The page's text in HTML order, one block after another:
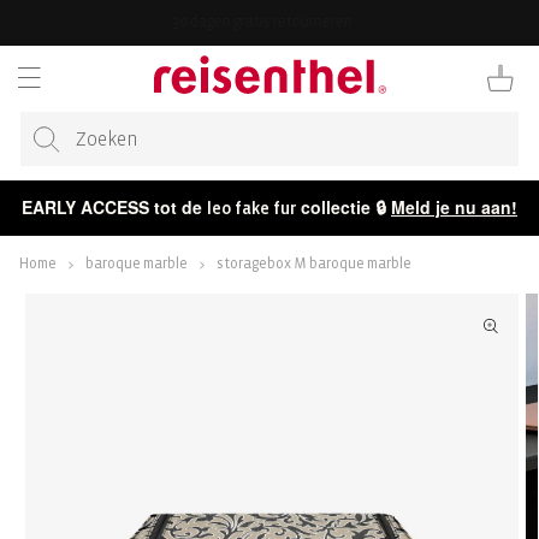
EARLY ACCESS tot de leo fake fur collectie 🔒 Meld je nu aan!
Home baroque marble storagebox M baroque marble